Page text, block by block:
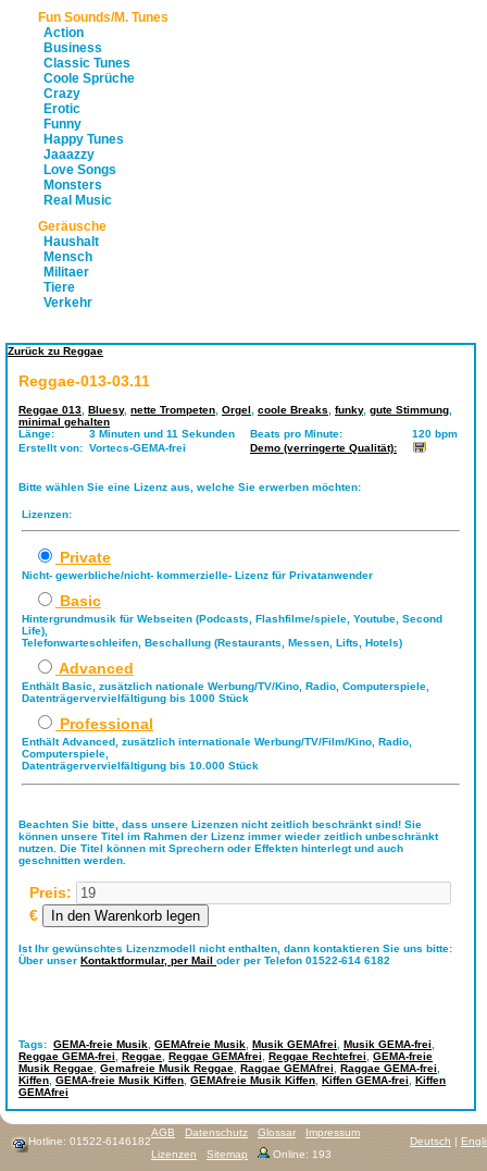
Fun Sounds/M. Tunes
Action
Business
Classic Tunes
Coole Sprüche
Crazy
Erotic
Funny
Happy Tunes
Jaaazzy
Love Songs
Monsters
Real Music
Geräusche
Haushalt
Mensch
Militaer
Tiere
Verkehr
Zurück zu Reggae
Reggae-013-03.11
Reggae 013 Bluesy, nette Trompeten Orgel coole Breaks funky, gute Stimmung
minimal gehalten
Länge:
3 Minuten und 11 Sekunden Beats pro Minute:
120 bpm
Erstellt von: Vortecs-GEMA-frei Demo (verringerte Qualität):
Bitte wählen Sie eine Lizenz aus, welche Sie erwerben möchten:
Lizenzen:
Private
Nicht- gewerbliche/nicht- kommerzielle- Lizenz für Privatanwender
Basic
Hintergrundmusik für Webseiten (Podcasts, Flashfilme/spiele, Youtube, Second
Life),
Telefonwarteschleifen, Beschallung (Restaurants, Messen, Lifts, Hotels)
Advanced
Enthält Basic, zusätzlich nationale Werbung/TV/Kino, Radio, Computerspiele,
Datenträgervervielfältigung bis 1000 Stück
Professional
Enthält Advanced, zusätzlich internationale Werbung/TV/Film/Kino, Radio,
Computerspiele,
Datenträgervervielfältigung bis 10.000 Stück
Beachten Sie bitte, dass unsere Lizenzen nicht zeitlich beschränkt sind! Sie
können unsere Titel im Rahmen der Lizenz immer wieder zeitlich unbeschränkt
nutzen. Die Titel können mit Sprechern oder Effekten hinterlegt und auch
geschnitten werden.
Preis:
€
Ist Ihr gewünschtes Lizenzmodell nicht enthalten, dann kontaktieren Sie uns bitte:
Über unser Kontaktformular, per Mail oder per Telefon 01522-614 6182
Tags: GEMA-freie Musik GEMAfreie Musik Musik GEMAfrei Musik GEMA-frei
Reggae GEMA-frei
Reggae Reggae GEMAfrei Reggae Rechtefrei
GEMA-freie
Musik Reggae Gemafreie Musik Reggae Raggae GEMAfrei Raggae GEMA-frei
Kiffen GEMA-freie Musik Kiffen GEMAfreie Musik Kiffen Kiffen GEMA-frei
Kiffen
GEMAfrei
Hotline: 01522-6146182 Deutsch |
AGB Datenschutz Glossar
Impressum
Lizenzen
Sitemap Online: 193